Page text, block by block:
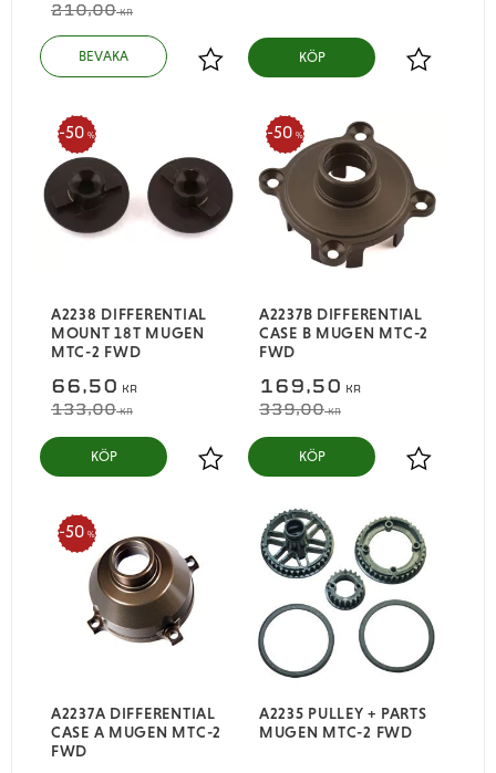
210,00KR
Lägg till i favoriter Lägg till i
KÖP
A2238 DIFFERENTIAL
MOUNT 18T MUGEN
MTC-2 FWD
66,50 KR
133,00KR
50 %
Lägg till i favoriter
KÖP
A2237B DIFFERENTIAL
CASE B MUGEN MTC-2
FWD
169,50 KR
339,00KR
50 %
Lägg till i
KÖP
A2237A DIFFERENTIAL
CASE A MUGEN MTC-2
FWD
50 %
A2235 PULLEY + PARTS
MUGEN MTC-2 FWD